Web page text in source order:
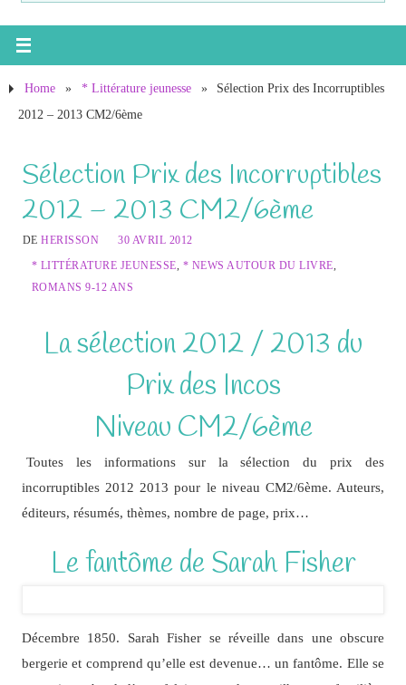
Home » * Littérature jeunesse »
Sélection Prix des Incorruptibles
2012 – 2013 CM2/6ème
Sélection Prix des Incorruptibles
2012 – 2013 CM2/6ème
DEHERISSON
30 AVRIL 2012
* LITTÉRATURE JEUNESSE, * NEWS AUTOUR DU LIVRE,
ROMANS 9-12 ANS
La sélection 2012 / 2013 du
Prix des Incos
Niveau CM2/6ème
Toutes les informations sur la sélection du prix des
incorruptibles 2012 2013 pour le niveau CM2/6ème. Auteurs,
éditeurs, résumés, thèmes, nombre de page, prix…
Le fantôme de Sarah Fisher
Décembre 1850. Sarah Fisher se réveille dans une obscure
bergerie et comprend qu’elle est devenue… un fantôme. Elle se